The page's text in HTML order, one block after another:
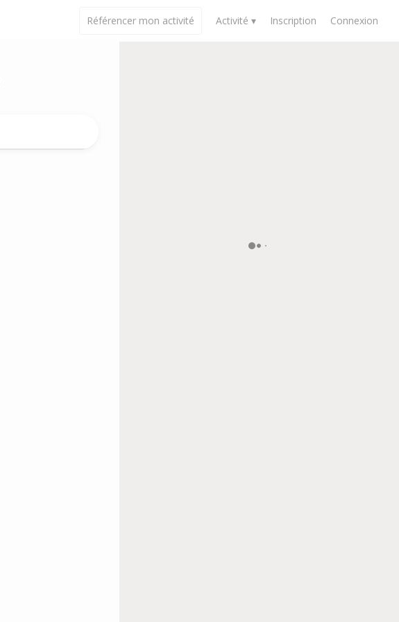
Référencer mon activité Activité ▾ Inscription Connexion